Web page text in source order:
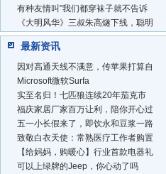
有种友情叫"我们都穿袜子就不告诉
《大明风华》三叔朱高燧下线，聪明
最新资讯
因对高通天线不满意，传苹果打算自
Microsoft微软Surfa
实至名归！七匹狼连续20年茄克市
福庆家居厂家百万让利，陪你开心过
五一小长假来了，即饮永和豆浆一路
致敬白衣天使：常熟医疗工作者购置
【给妈妈，购暖心】行业首款电器礼
可以上绿牌的Jeep，你心动了吗